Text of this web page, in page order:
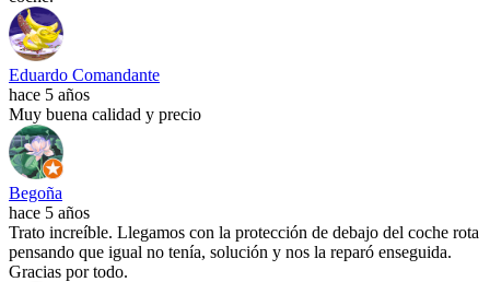
Eduardo Comandante
hace 5 años
Muy buena calidad y precio
Begoña
hace 5 años
Trato increíble. Llegamos con la protección de debajo del coche rota
pensando que igual no tenía, solución y nos la reparó enseguida.
Gracias por todo.